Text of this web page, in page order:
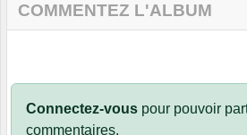
COMMENTEZ L'ALBUM
Connectez-vous pour pouvoir
commentaires.